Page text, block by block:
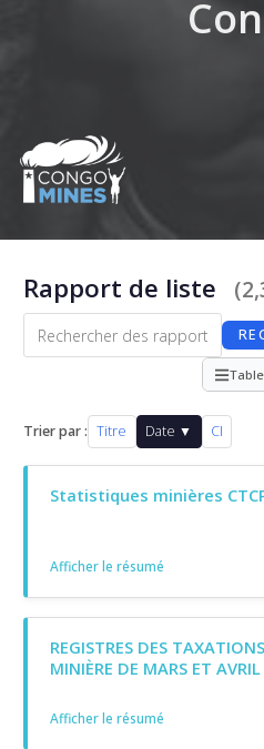
Rapport de liste
Table
Trier par : Titre Date ▼ CI
Statistiques minières
Afficher le résumé
REGISTRES DES
MINIÈRE DE MARS ET
Afficher le résumé